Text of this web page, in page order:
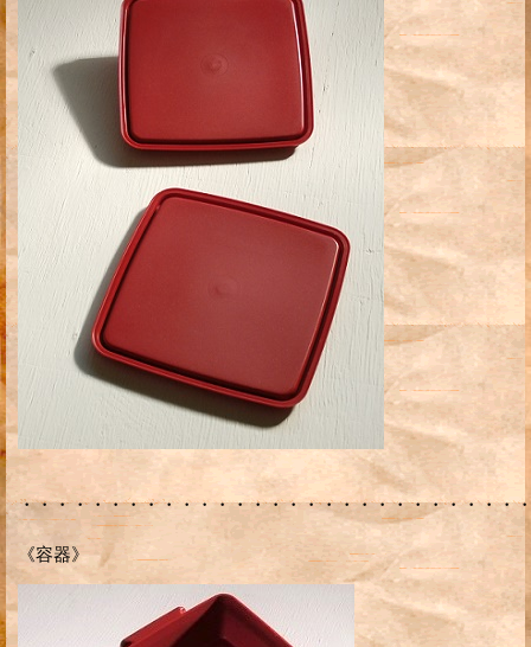
・・・・・・・・・・・・・・・・・・・・・・・・・・・
《容器》